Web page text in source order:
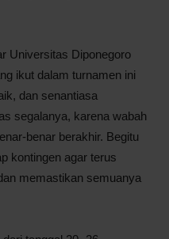
Universitas Diponegoro
ikut dalam turnamen ini
dan senantiasa
segalanya, karena wabah
benar berakhir. Begitu
kontingen agar terus
memastikan semuanya